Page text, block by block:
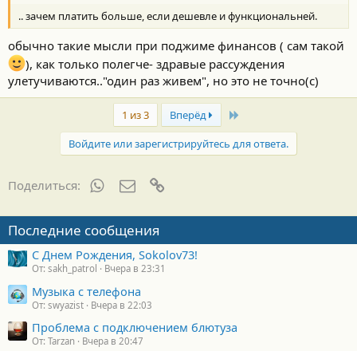
.. зачем платить больше, если дешевле и функциональней.
обычно такие мысли при поджиме финансов ( сам такой
), как только полегче- здравые рассуждения
улетучиваются.."один раз живем", но это не точно(с)
1 из 3 Вперёд Last
Войдите или зарегистрируйтесь для ответа.
Поделиться: WhatsAppЭлектронная почта
Последние сообщения
С Днем Рождения, Sokolov73!
От: sakh_patrol Вчера в 23:31
Музыка с телефона
От: swyazist Вчера в 22:03
Проблема с подключением блютуза
От: Tarzan Вчера в 20:47